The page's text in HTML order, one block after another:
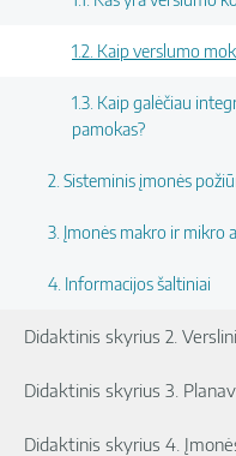
1.2. Kaip verslumo
1.3. Kaip galėčiau
pamokas?
2. Sisteminis įmonės
3. Įmonės makro ir mikro
4. Informacijos šaltiniai
Didaktinis skyrius 2.
Didaktinis skyrius 3.
Didaktinis skyrius 4.